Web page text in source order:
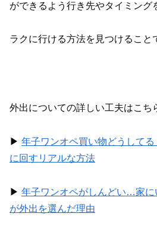
ができるよう行き先やタイミング
ラクに行ける方法を見つけること
外出についての詳しい工夫はこち
▶︎ 年子ワンオペ買い物どうして
に回すリアルな方法
▶︎ 年子ワンオペがしんどい…家に
が外出を選んだ理由